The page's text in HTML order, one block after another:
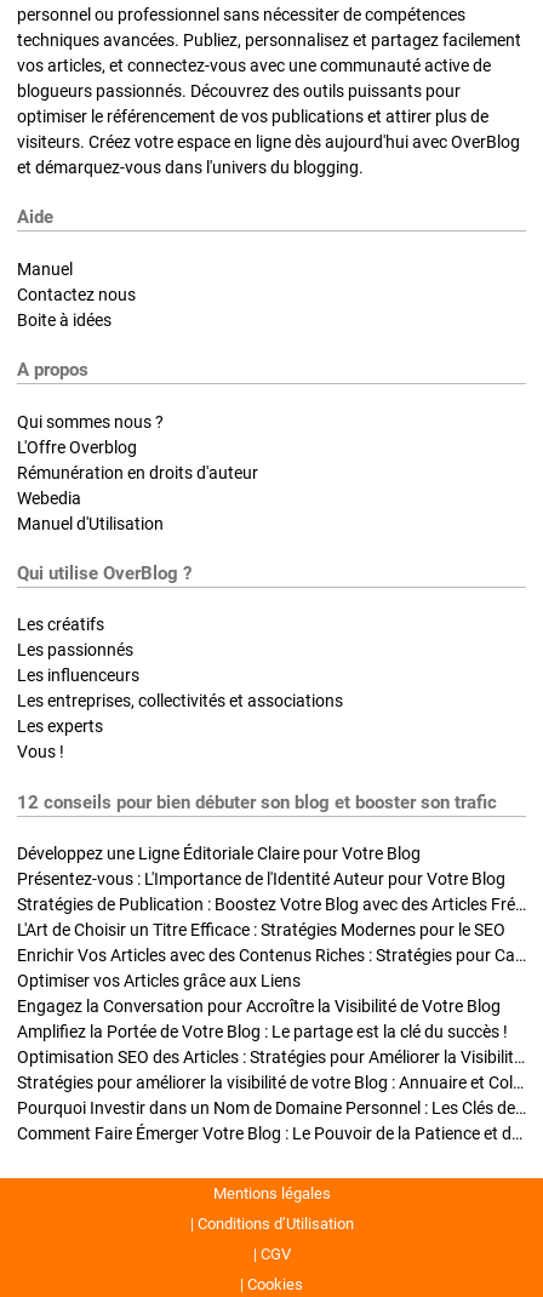
personnel ou professionnel sans nécessiter de compétences
techniques avancées. Publiez, personnalisez et partagez facilement
vos articles, et connectez-vous avec une communauté active de
blogueurs passionnés. Découvrez des outils puissants pour
optimiser le référencement de vos publications et attirer plus de
visiteurs. Créez votre espace en ligne dès aujourd'hui avec OverBlog
et démarquez-vous dans l'univers du blogging.
Aide
Manuel
Contactez nous
Boite à idées
A propos
Qui sommes nous ?
L'Offre Overblog
Rémunération en droits d'auteur
Webedia
Manuel d'Utilisation
Qui utilise OverBlog ?
Les créatifs
Les passionnés
Les influenceurs
Les entreprises, collectivités et associations
Les experts
Vous !
12 conseils pour bien débuter son blog et booster son trafic
Développez une Ligne Éditoriale Claire pour Votre Blog
Présentez-vous : L'Importance de l'Identité Auteur pour Votre Blog
Stratégies de Publication : Boostez Votre Blog avec des Articles Fréquents et Exclusifs
L'Art de Choisir un Titre Efficace : Stratégies Modernes pour le SEO
Enrichir Vos Articles avec des Contenus Riches : Stratégies pour Captiver et Optimiser
Optimiser vos Articles grâce aux Liens
Engagez la Conversation pour Accroître la Visibilité de Votre Blog
Amplifiez la Portée de Votre Blog : Le partage est la clé du succès !
Optimisation SEO des Articles : Stratégies pour Améliorer la Visibilité de Votre Blog
Stratégies pour améliorer la visibilité de votre Blog : Annuaire et Collaborations
Pourquoi Investir dans un Nom de Domaine Personnel : Les Clés de la Réussite de Votre Blog
Comment Faire Émerger Votre Blog : Le Pouvoir de la Patience et de la Persévérance
Mentions légales
Conditions d’Utilisation
CGV
Cookies